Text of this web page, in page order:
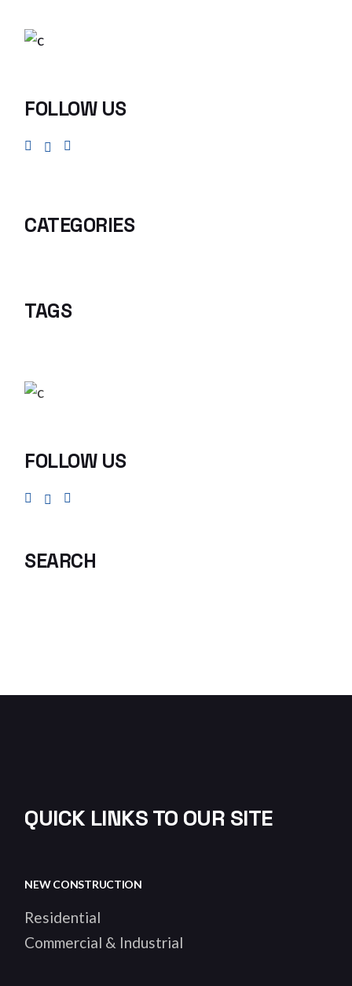
FOLLOW US
CATEGORIES
TAGS
FOLLOW US
SEARCH
QUICK LINKS TO OUR SITE
NEW CONSTRUCTION
Residential
Commercial & Industrial